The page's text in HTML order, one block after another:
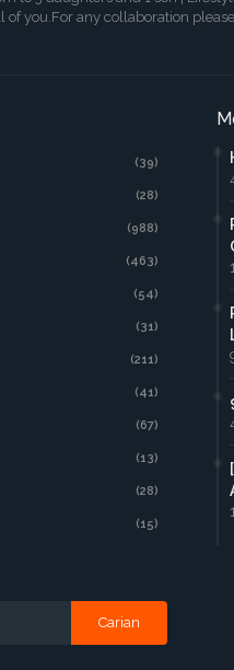
you.For any collaboration
(39)
(28)
(988)
(463)
(54)
(31)
(211)
(41)
(67)
(13)
(28)
(15)